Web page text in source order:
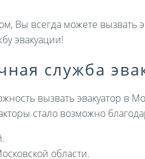
Вы всегда можете вызвать
эвакуации!
служба
вызвать эвакуатор в
стало возможно
области.